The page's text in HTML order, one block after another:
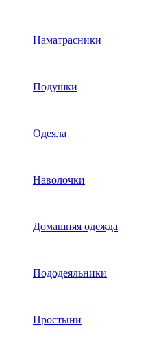
Наматрасники
Подушки
Одеяла
Наволочки
Домашняя одежда
Пододеяльники
Простыни